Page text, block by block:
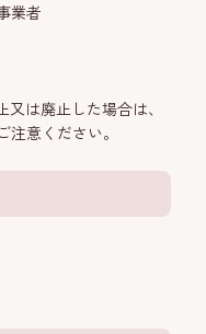
業者
は廃止した場合は、
意ください。